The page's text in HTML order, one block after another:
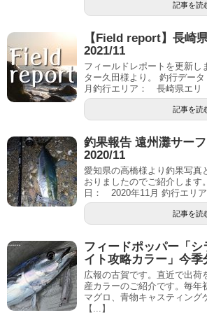
記事を読
【Field report】長崎
2021/11
フィールドレポートを更新し
ター久田様より。 釣行デー
月釣行エリア： 長崎県エリ
記事を読
釣果報告 遠州灘サーフ
2020/11
愛知県の高橋様より釣果写真
おりましたのでご紹介します
日： 2020年11月 釣行エリ
記事を読
フィードポッパー「
イト攻略カラー」今季
広報の古賀です。直近で出荷
産カラーのご紹介です。毎年
マグロ、青物キャスティング
【...】